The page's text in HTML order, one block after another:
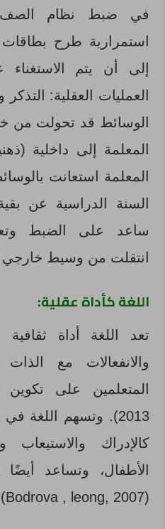
في ضبط نظام الصف
استمرارية طرح
إلى أن يتم الاستغناء
العمليات العقلية: التذكر
الوسائط قد تحولت من
المعلمة إلى داخلية
المعلمة استعانت
السنة الدراسية عن
ساعد على الضبط
انتقلت من وسيط
اللغة كأداة عقلية:
تعد اللغة أداة
والانفعالات مع
المتعلمين على
2013). وتسهم اللغة
كالإدراك والاستيعاب
الأطفال، وتساعد
(Bodrova , leong, 2007).